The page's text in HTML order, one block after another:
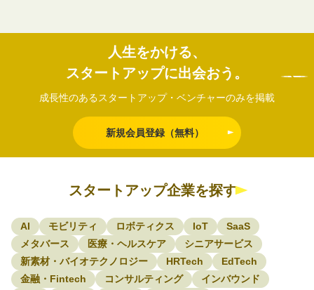
人生をかける、
スタートアップに出会おう。
成長性のあるスタートアップ・ベンチャーのみを掲載
新規会員登録（無料）
スタートアップ企業を探す
AI モビリティ ロボティクス IoT
SaaS
メタバース
医療・ヘルスケア
シニアサービス
新素材・バイオテクノロジー
HRTech
EdTech
金融・Fintech
コンサルティング
インバウンド